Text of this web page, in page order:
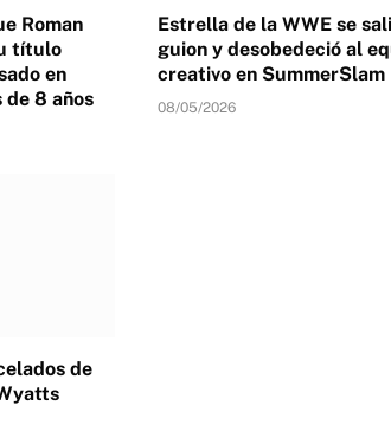
Roman
título
en
de 8 años
Estrella de la WWE se
guion y desobedeció al
creativo en SummerSlam
08/05/2026
de